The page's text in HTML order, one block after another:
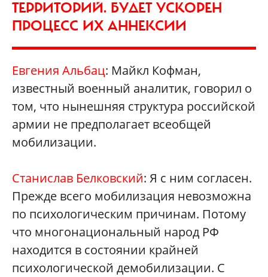
ТЕРРИТОРИЙ. БУДЕТ УСКОРЕН
ПРОЦЕСС ИХ АННЕКСИИ
Евгения Альбац: Майкл Кофман,
известный военный аналитик, говорил о
том, что нынешняя структура российской
армии не предполагает всеобщей
мобилизации.
Станислав Белковский: Я с ним согласен.
Прежде всего мобилизация невозможна
по психологическим причинам. Потому
что многонациональный народ РФ
находится в состоянии крайней
психологической демобилизации. С